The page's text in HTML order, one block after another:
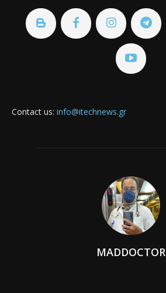
Contact us: info@itechnews.gr
MADDOCTOR